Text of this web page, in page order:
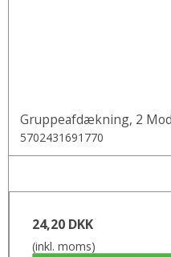
Gruppeafdækning, 2
5702431691770
24,20 DKK
(inkl. moms)